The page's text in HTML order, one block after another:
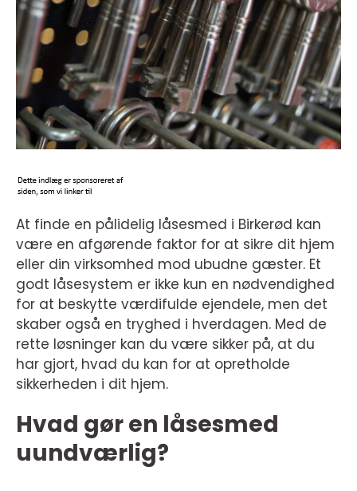
At finde en pålidelig låsesmed i Birkerød kan
være en afgørende faktor for at sikre dit hjem
eller din virksomhed mod ubudne gæster. Et
godt låsesystem er ikke kun en nødvendighed
for at beskytte værdifulde ejendele, men det
skaber også en tryghed i hverdagen. Med de
rette løsninger kan du være sikker på, at du
har gjort, hvad du kan for at opretholde
sikkerheden i dit hjem.
Hvad gør en låsesmed
uundværlig?